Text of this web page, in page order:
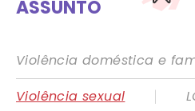
ASSUNTO
Violência doméstica e
Violência sexual
|